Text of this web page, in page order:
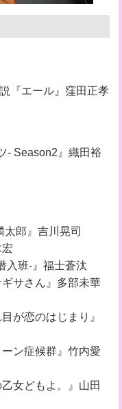
『エール』窪田正孝
- Season2』織田裕
郎』吉川晃司
入班-』福士蒼汰
サさん』多部未華
が恋のはじまり』
ン症候群』竹内愛
女どもよ。』山田